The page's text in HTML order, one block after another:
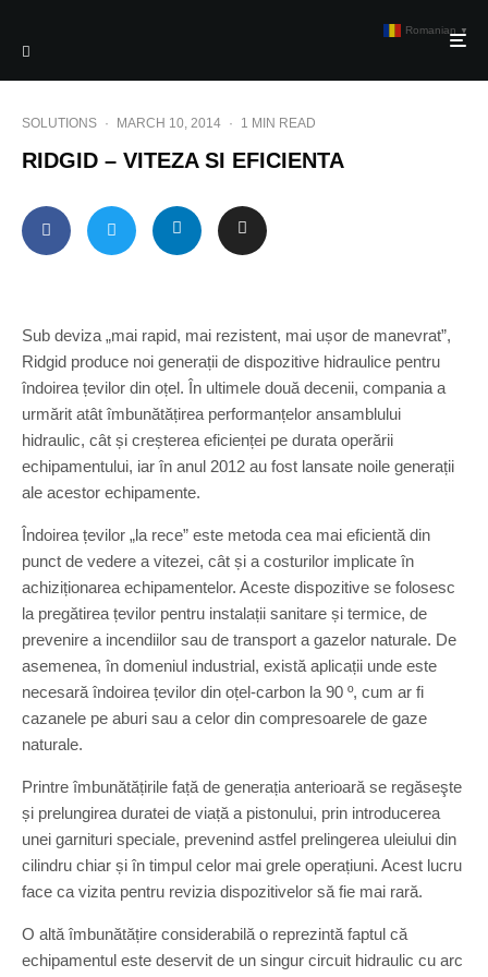
SOLUTIONS · MARCH 10, 2014 · 1 MIN READ
RIDGID – VITEZA SI EFICIENTA
Sub deviza „mai rapid, mai rezistent, mai ușor de manevrat”,
Ridgid produce noi generații de dispozitive hidraulice pentru
îndoirea țevilor din oțel. În ultimele două decenii, compania a
urmărit atât îmbunătățirea performanțelor ansamblului
hidraulic, cât și creșterea eficienței pe durata operării
echipamentului, iar în anul 2012 au fost lansate noile generații
ale acestor echipamente.
Îndoirea țevilor „la rece” este metoda cea mai eficientă din
punct de vedere a vitezei, cât și a costurilor implicate în
achiziționarea echipamentelor. Aceste dispozitive se folosesc
la pregătirea țevilor pentru instalații sanitare și termice, de
prevenire a incendiilor sau de transport a gazelor naturale. De
asemenea, în domeniul industrial, există aplicații unde este
necesară îndoirea țevilor din oțel-carbon la 90 º, cum ar fi
cazanele pe aburi sau a celor din compresoarele de gaze
naturale.
Printre îmbunătățirile față de generația anterioară se regăseşte
și prelungirea duratei de viață a pistonului, prin introducerea
unei garnituri speciale, prevenind astfel prelingerea uleiului din
cilindru chiar și în timpul celor mai grele operațiuni. Acest lucru
face ca vizita pentru revizia dispozitivelor să fie mai rară.
O altă îmbunătățire considerabilă o reprezintă faptul că
echipamentul este deservit de un singur circuit hidraulic cu arc
Romanian ▼